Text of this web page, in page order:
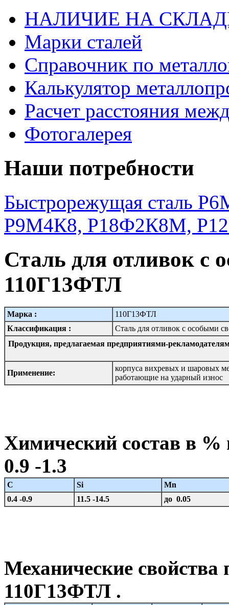
НАЛИЧИЕ НА
Марки сталей
Справочник по
Калькулятор
Расчет расстояния
Фотогалерея
Наши потребности
Быстрорежущая сталь
Р9М4К8, Р18Ф2К8М,
Сталь для отливок с
110Г13ФТЛ
Марка :
110Г13ФТЛ
Классификация :
Сталь для отливок с особыми
Продукция, предлагаемая предприятиями-
Применение:
корпуса вихревых и шаровых
работающие на ударный износ
Химический состав в
0.9 -1.3
C Si
Mn
0.4 -0.9
11.5 -14.5 до 0.05
Механические свойства
110Г13ФТЛ .